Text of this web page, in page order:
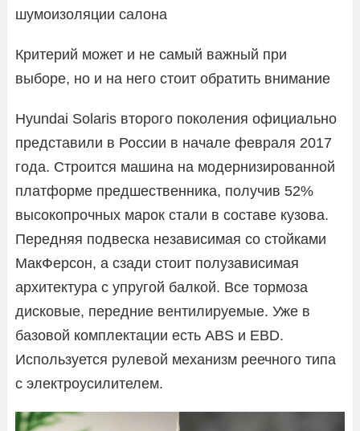
шумоизоляции салона
Критерий может и не самый важный при
выборе, но и на него стоит обратить внимание
Hyundai Solaris второго поколения официально
представили в России в начале февраля 2017
года. Строится машина на модернизированной
платформе предшественника, получив 52%
высокопрочных марок стали в составе кузова.
Передняя подвеска независимая со стойками
МакФерсон, а сзади стоит полузависимая
архитектура с упругой балкой. Все тормоза
дисковые, передние вентилируемые. Уже в
базовой комплектации есть ABS и EBD.
Используется рулевой механизм реечного типа
с электроусилителем.